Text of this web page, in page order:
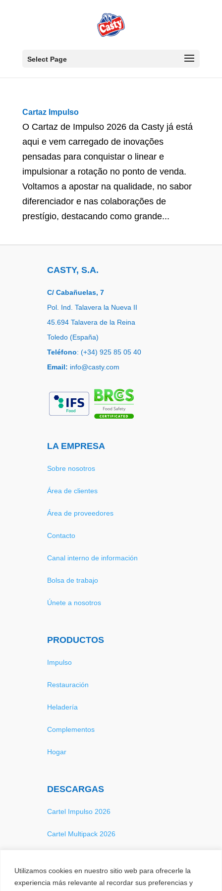
Utilizamos cookies en nuestro sitio web para ofrecerle la
experiencia más relevante al recordar sus preferencias y
Select Page
Cartaz Impulso
O Cartaz de Impulso 2026 da Casty já está
aqui e vem carregado de inovações
pensadas para conquistar o linear e
impulsionar a rotação no ponto de venda.
Voltamos a apostar na qualidade, no sabor
diferenciador e nas colaborações de
prestígio, destacando como grande...
CASTY, S.A.
C/ Cabañuelas, 7
Pol. Ind. Talavera la Nueva II
45.694 Talavera de la Reina
Toledo (España)
Teléfono: (+34) 925 85 05 40
Email: info@casty.com
LA EMPRESA
Sobre nosotros
Área de clientes
Área de proveedores
Contacto
Canal interno de información
Bolsa de trabajo
Únete a nosotros
PRODUCTOS
Impulso
Restauración
Heladería
Complementos
Hogar
DESCARGAS
Cartel Impulso 2026
Cartel Multipack 2026